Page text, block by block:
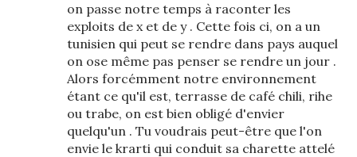
on passe notre temps à raconter les
exploits de x et de y . Cette fois ci, on a un
tunisien qui peut se rendre dans pays auquel
on ose même pas penser se rendre un jour .
Alors forcémment notre environnement
étant ce qu'il est, terrasse de café chili, rihe
ou trabe, on est bien obligé d'envier
quelqu'un . Tu voudrais peut-être que l'on
envie le krarti qui conduit sa charette attelé